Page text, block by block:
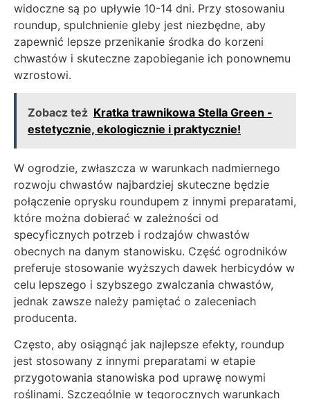
widoczne są po upływie 10-14 dni. Przy stosowaniu
roundup, spulchnienie gleby jest niezbędne, aby
zapewnić lepsze przenikanie środka do korzeni
chwastów i skuteczne zapobieganie ich ponownemu
wzrostowi.
Zobacz też Kratka trawnikowa Stella Green -
estetycznie, ekologicznie i praktycznie!
W ogrodzie, zwłaszcza w warunkach nadmiernego
rozwoju chwastów najbardziej skuteczne będzie
połączenie oprysku roundupem z innymi preparatami,
które można dobierać w zależności od
specyficznych potrzeb i rodzajów chwastów
obecnych na danym stanowisku. Część ogrodników
preferuje stosowanie wyższych dawek herbicydów w
celu lepszego i szybszego zwalczania chwastów,
jednak zawsze należy pamiętać o zaleceniach
producenta.
Często, aby osiągnąć jak najlepsze efekty, roundup
jest stosowany z innymi preparatami w etapie
przygotowania stanowiska pod uprawę nowymi
roślinami. Szczególnie w tegorocznych warunkach